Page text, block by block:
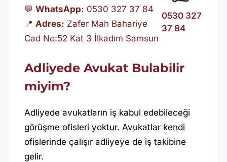
💬 WhatsApp: 0530 327 37 84
📍 Adres: Zafer Mah Bahariye
Cad No:52 Kat 3 İlkadım Samsun
0530 327
37 84
Adliyede Avukat Bulabilir
miyim?
Adliyede avukatların iş kabul edebileceği
görüşme ofisleri yoktur. Avukatlar kendi
ofislerinde çalışır adliyeye de iş takibine
gelir.